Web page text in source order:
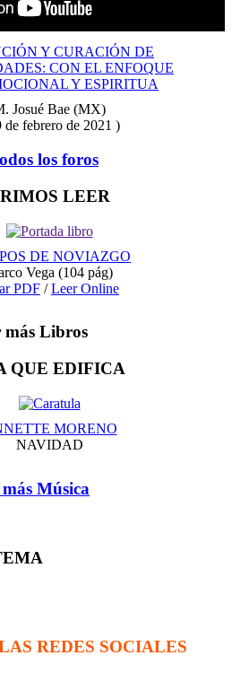
Y CURACIÓN DE
CON EL ENFOQUE
Y ESPIRITUA
Josué Bae (MX)
de febrero de 2021 )
los foros
LEER
DE NOVIAZGO
Vega (104 pág)
PDF /Leer Online
más Libros
QUE EDIFICA
MORENO
NAVIDAD
Música
REDES SOCIALES